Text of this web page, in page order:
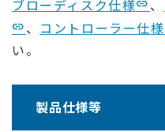
ブローディスク仕様 、
、 コントローラー仕様
い。
製品仕様等